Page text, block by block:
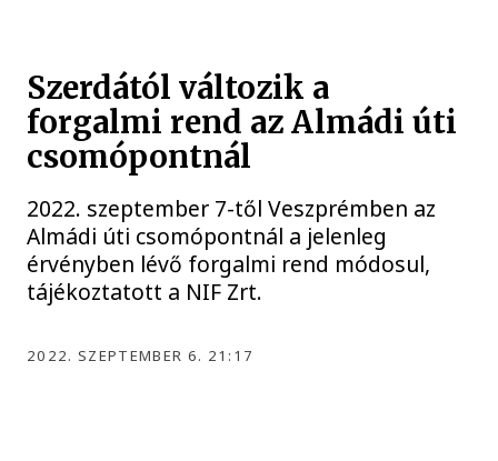
Szerdától változik a
forgalmi rend az Almádi úti
csomópontnál
2022. szeptember 7-től Veszprémben az
Almádi úti csomópontnál a jelenleg
érvényben lévő forgalmi rend módosul,
tájékoztatott a NIF Zrt.
2022. SZEPTEMBER 6. 21:17